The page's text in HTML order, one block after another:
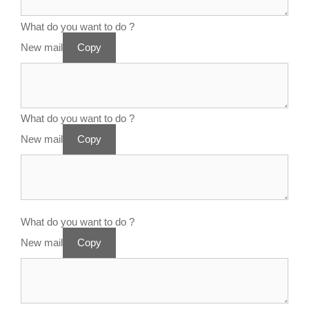
What do you want to do ?
New mail
Copy
What do you want to do ?
New mail
Copy
What do you want to do ?
New mail
Copy